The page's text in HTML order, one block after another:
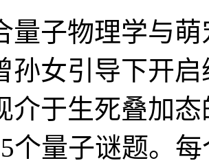
量子物理学与
孙女引导下开
介于生死叠加
个量子谜题。